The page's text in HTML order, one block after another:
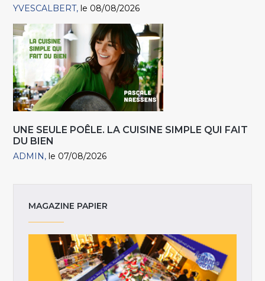
YVESCALBERT le 08/08/2026
UNE SEULE POÊLE. LA CUISINE SIMPLE QUI FAIT
DU BIEN
ADMIN le 07/08/2026
MAGAZINE PAPIER